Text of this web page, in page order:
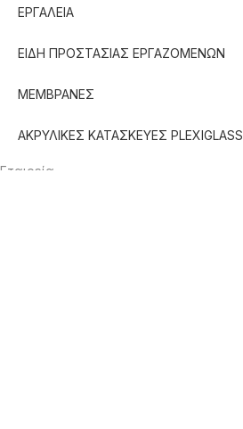
ΕΡΓΑΛΕΙΑ
ΕΙΔΗ ΠΡΟΣΤΑΣΙΑΣ ΕΡΓΑΖΟΜΕΝΩΝ
ΜΕΜΒΡΑΝΕΣ
ΑΚΡΥΛΙΚΕΣ ΚΑΤΑΣΚΕΥΕΣ PLEXIGLASS
Εταιρεία